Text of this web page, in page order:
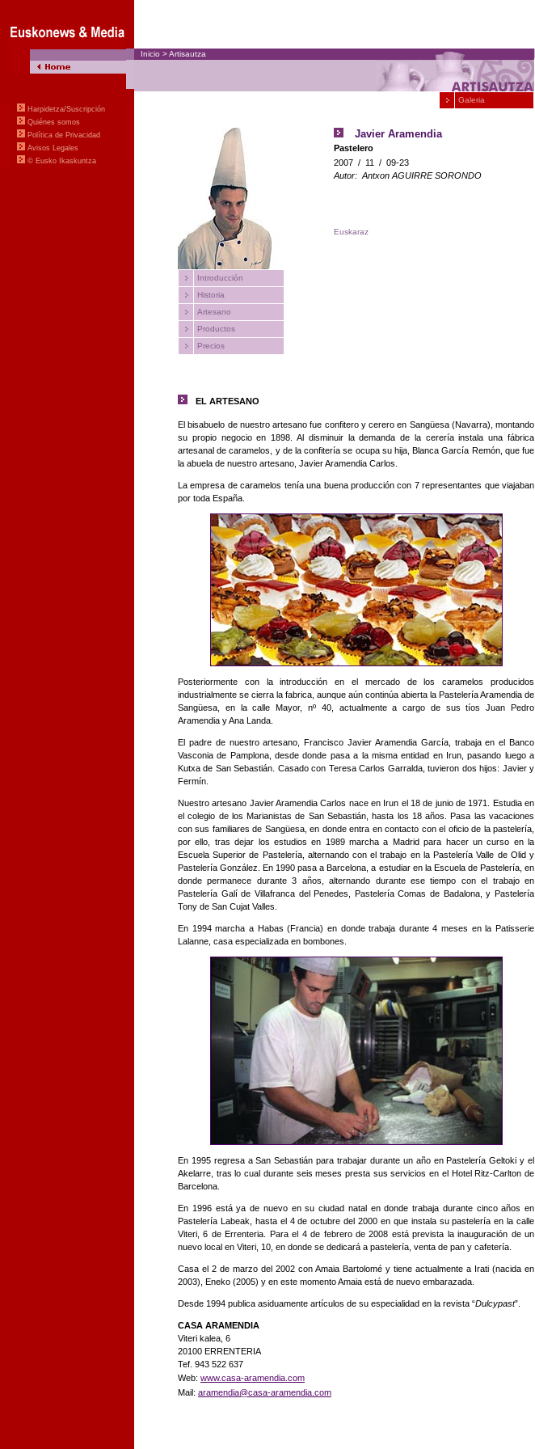
Javier Aramendia
Pastelero
2007 / 11 / 09-23
Euskaraz
Autor: Antxon AGUIRRE SORONDO
Introducción
Historia
Artesano
Productos
Precios
EL ARTESANO
El bisabuelo de nuestro artesano fue confitero y cerero en Sangüesa (Navarra), montando
su propio negocio en 1898. Al disminuir la demanda de la cerería instala una fábrica
artesanal de caramelos, y de la confitería se ocupa su hija, Blanca García Remón, que fue
la abuela de nuestro artesano, Javier Aramendia Carlos.
La empresa de caramelos tenía una buena producción con 7 representantes que viajaban
por toda España.
Posteriormente con la introducción en el mercado de los caramelos producidos
industrialmente se cierra la fabrica, aunque aún continúa abierta la Pastelería Aramendia de
Sangüesa, en la calle Mayor, nº 40, actualmente a cargo de sus tíos Juan Pedro
Aramendia y Ana Landa.
El padre de nuestro artesano, Francisco Javier Aramendia García, trabaja en el Banco
Vasconia de Pamplona, desde donde pasa a la misma entidad en Irun, pasando luego a
Kutxa de San Sebastián. Casado con Teresa Carlos Garralda, tuvieron dos hijos: Javier y
Fermín.
Nuestro artesano Javier Aramendia Carlos nace en Irun el 18 de junio de 1971. Estudia en
el colegio de los Marianistas de San Sebastián, hasta los 18 años. Pasa las vacaciones
con sus familiares de Sangüesa, en donde entra en contacto con el oficio de la pastelería,
por ello, tras dejar los estudios en 1989 marcha a Madrid para hacer un curso en la
Escuela Superior de Pastelería, alternando con el trabajo en la Pastelería Valle de Olid y
Pastelería González. En 1990 pasa a Barcelona, a estudiar en la Escuela de Pastelería, en
donde permanece durante 3 años, alternando durante ese tiempo con el trabajo en
Pastelería Galí de Villafranca del Penedes, Pastelería Comas de Badalona, y Pastelería
Tony de San Cujat Valles.
En 1994 marcha a Habas (Francia) en donde trabaja durante 4 meses en la Patisserie
Lalanne, casa especializada en bombones.
En 1995 regresa a San Sebastián para trabajar durante un año en Pastelería Geltoki y el
Akelarre, tras lo cual durante seis meses presta sus servicios en el Hotel Ritz-Carlton de
Barcelona.
En 1996 está ya de nuevo en su ciudad natal en donde trabaja durante cinco años en
Pastelería Labeak, hasta el 4 de octubre del 2000 en que instala su pastelería en la calle
Viteri, 6 de Errenteria. Para el 4 de febrero de 2008 está prevista la inauguración de un
nuevo local en Viteri, 10, en donde se dedicará a pastelería, venta de pan y cafetería.
Casa el 2 de marzo del 2002 con Amaia Bartolomé y tiene actualmente a Irati (nacida en
2003), Eneko (2005) y en este momento Amaia está de nuevo embarazada.
Desde 1994 publica asiduamente artículos de su especialidad en la revista “Dulcypast”.
CASA ARAMENDIA
Viteri kalea, 6
20100 ERRENTERIA
Tef. 943 522 637
Web: www.casa-aramendia.com
Mail: aramendia@casa-aramendia.com
Harpidetza/Suscripción
Quiénes somos
Política de Privacidad
Avisos Legales
© Eusko Ikaskuntza
Galeria
Inicio >Artisautza